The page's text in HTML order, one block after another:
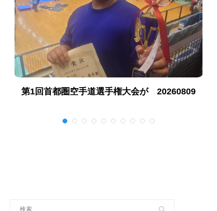
第1回首都圏空手道選手権大会が 20260809